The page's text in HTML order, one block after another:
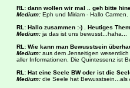
RL: dann wollen wir mal .. geh bitte
Medium: Eph und Miriam - Hallo Carmen.
RL: Hallo zusammen :-) . Heutiges
Medium: ja das ist uns bewusst...haha...
RL: Wie kann man Bewusstsein
Medium: aus dem Jenseitigen
aller Informationen. Die Quintessenz ist
RL: Hat eine Seele BW oder ist die
Medium: die Seele hat Bewusstsein...als